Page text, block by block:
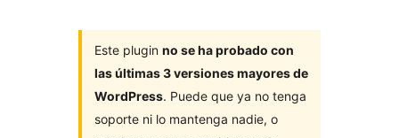
Este plugin no se ha probado con
las últimas 3 versiones mayores de
WordPress. Puede que ya no tenga
soporte ni lo mantenga nadie, o